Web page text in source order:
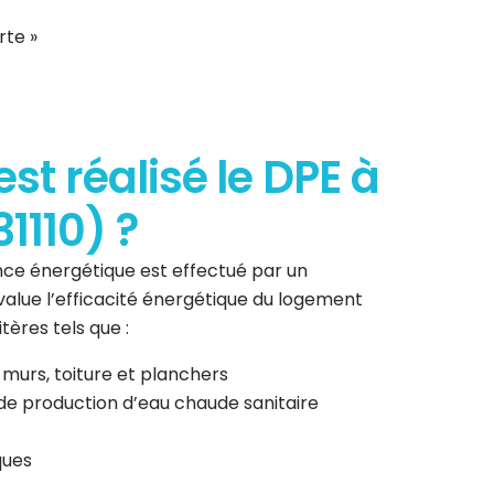
»
réalisé le DPE à
?
énergétique est effectué par un
l’efficacité énergétique du logement
tels que :
murs, toiture et planchers
production d’eau chaude sanitaire